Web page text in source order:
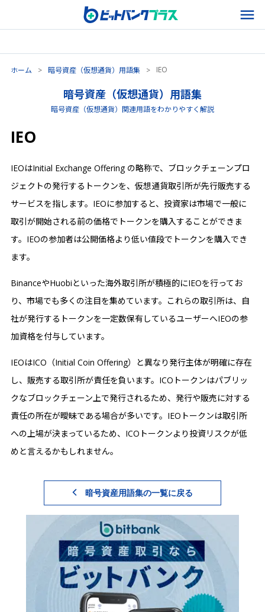
ホーム > 暗号資産（仮想通貨）用語集 > IEO
暗号資産（仮想通貨）用語集
暗号資産（仮想通貨）関連用語をわかりやすく解説
IEO
IEOはInitial Exchange Offering の略称で、ブロックチェーンプロ
ジェクトの発行するトークンを、仮想通貨取引所が先行販売する
サービスを指します。IEOに参加すると、投資家は市場で一般に
取引が開始される前の価格でトークンを購入することができま
す。IEOの参加者は公開価格より低い値段でトークンを購入でき
ます。
BinanceやHuobiといった海外取引所が積極的にIEOを行ってお
り、市場でも多くの注目を集めています。これらの取引所は、自
社が発行するトークンを一定数保有しているユーザーへIEOの参
加資格を付与しています。
IEOはICO（Initial Coin Offering）と異なり発行主体が明確に存在
し、販売する取引所が責任を負います。ICOトークンはパブリッ
クなブロックチェーン上で発行されるため、発行や販売に対する
責任の所在が曖昧である場合が多いです。IEOトークンは取引所
への上場が決まっているため、ICOトークンより投資リスクが低
めと言えるかもしれません。
暗号資産用語集の一覧に戻る